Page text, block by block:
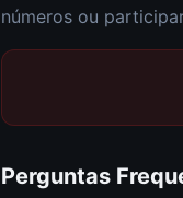
números ou
Perguntas